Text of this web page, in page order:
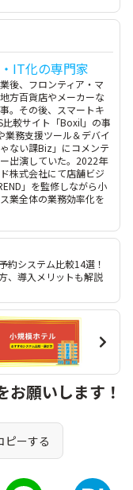
IT化の専門家
後、フロンティア・マ
方百貨店やメーカーな
。その後、スマートキ
比較サイト「Boxil」の事
業務支援ツール＆デバイ
ない課Biz」にコメンテ
出演していた。2022年
株式会社にて店舗ビジ
」を監修しながら小
業全体の業務効率化を
約システム比較14選！
、導入メリットも解説
お願いします！
ピーする